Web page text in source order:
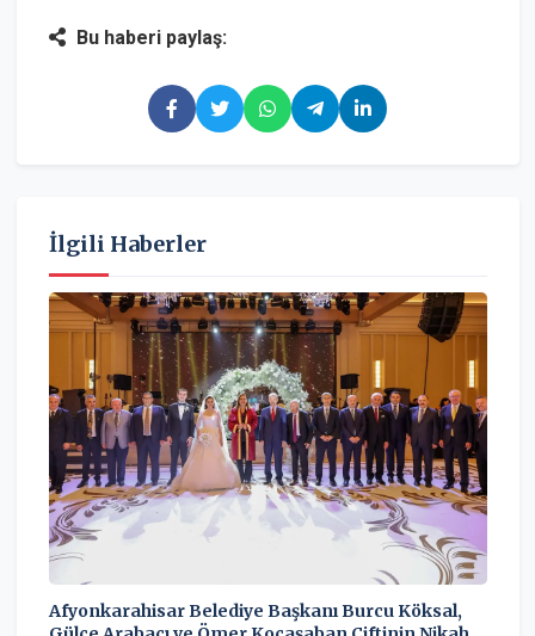
Bu haberi paylaş:
İlgili Haberler
Afyonkarahisar Belediye Başkanı Burcu Köksal,